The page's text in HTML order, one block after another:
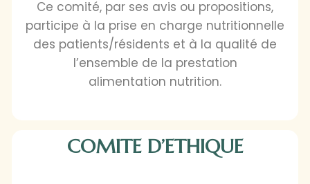
Ce comité, par ses avis ou propositions,
participe à la prise en charge nutritionnelle
des patients/résidents et à la qualité de
l’ensemble de la prestation
alimentation nutrition.
COMITE D’ETHIQUE